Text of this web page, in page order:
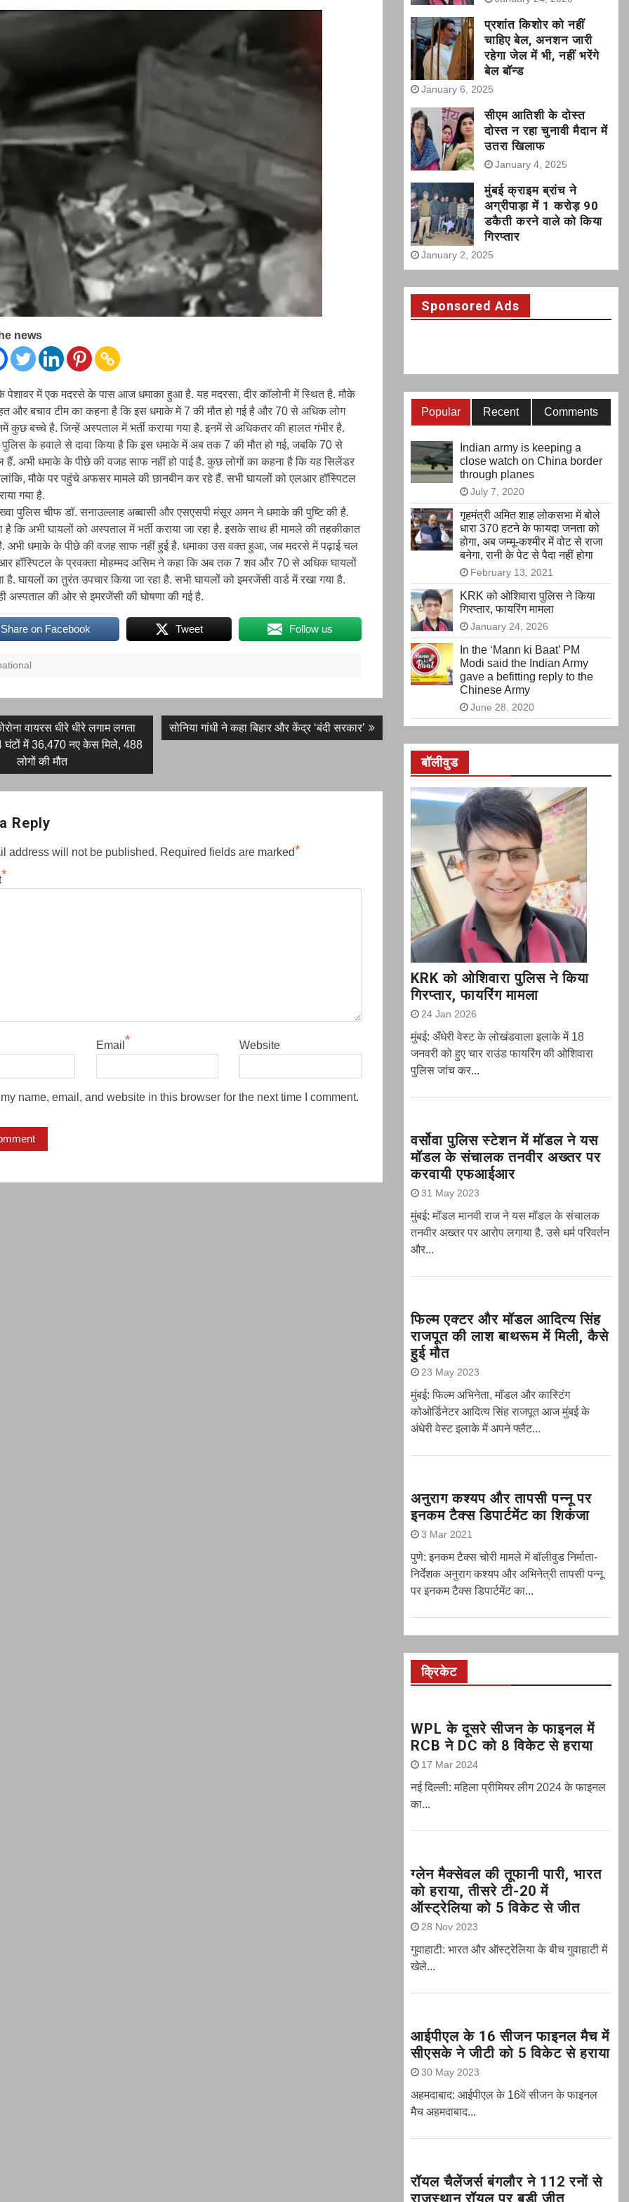
अनशन जारी
news
पेशावर में एक मदरसे के पास आज धमाका हुआ है. यह मदरसा, दीर कॉलोनी में स्थित है. मौके
और बचाव टीम का कहना है कि इस धमाके में 7 की मौत हो गई है और 70 से अधिक लोग
कुछ बच्चे है. जिन्हें अस्पताल में भर्ती कराया गया है. इनमें से अधिकतर की हालत गंभीर है.
के हवाले से दावा किया है कि इस धमाके में अब तक 7 की मौत हो गई, जबकि 70 से
हैं. अभी धमाके के पीछे की वजह साफ नहीं हो पाई है. कुछ लोगों का कहना है कि यह सिलेंडर
मौके पर पहुंचे अफसर मामले की छानबीन कर रहे हैं. सभी घायलों को एलआर हॉस्पिटल
गया है.
पुलिस चीफ डॉ. सनाउल्लाह अब्बासी और एसएसपी मंसूर अमन ने धमाके की पुष्टि की है.
कि अभी घायलों को अस्पताल में भर्ती कराया जा रहा है. इसके साथ ही मामले की तहकीकात
अभी धमाके के पीछे की वजह साफ नहीं हुई है. धमाका उस वक्त हुआ, जब मदरसे में पढ़ाई चल
हॉस्पिटल के प्रवक्ता मोहम्मद असिम ने कहा कि अब तक 7 शव और 70 से अधिक घायलों
है. घायलों का तुरंत उपचार किया जा रहा है. सभी घायलों को इमरजेंसी वार्ड में रखा गया है.
अस्पताल की ओर से इमरजेंसी की घोषणा की गई है.
Share on Facebook Tweet Follow us
वायरस धीरे धीरे लगाम लगता
में 36,470 नए केस मिले, 488
लोगों की मौत
Next
post:
सोनिया गांधी ने कहा बिहार और केंद्र ‘बंदी सरकार’
Reply
address will not be published. Required fields are marked*
*
Email * Website
name, email, and website in this browser for the next time I comment.
प्रशांत किशोर को नहीं
चाहिए बेल, अनशन जारी
रहेगा जेल में भी, नहीं भरेंगे
बेल बॉन्ड
January 6, 2025
सीएम आतिशी के दोस्त
दोस्त न रहा चुनावी मैदान में
उतरा खिलाफ
January 4, 2025
मुंबई क्राइम ब्रांच ने
अग्रीपाड़ा में 1 करोड़ 90
डकैती करने वाले को किया
गिरप्तार
January 2, 2025
Sponsored Ads
Popular Recent Comments
Indian army is keeping a
close watch on China border
through planes
July 7, 2020
गृहमंत्री अमित शाह लोकसभा में बोले
धारा 370 हटने के फायदा जनता को
होगा, अब जम्मू-कश्मीर में वोट से राजा
बनेगा, रानी के पेट से पैदा नहीं होगा
February 13, 2021
KRK को ओशिवारा पुलिस ने किया
गिरप्तार, फायरिंग मामला
January 24, 2026
In the ‘Mann ki Baat’ PM
Modi said the Indian Army
gave a befitting reply to the
Chinese Army
June 28, 2020
बॉलीवुड
KRK को ओशिवारा पुलिस ने किया
गिरप्तार, फायरिंग मामला
24 Jan 2026
मुंबई: अँधेरी वेस्ट के लोखंडवाला इलाके में 18
जनवरी को हुए चार राउंड फायरिंग की ओशिवारा
पुलिस जांच कर...
वर्सोवा पुलिस स्टेशन में मॉडल ने यस
मॉडल के संचालक तनवीर अख्तर पर
करवायी एफआईआर
31 May 2023
मुंबई: मॉडल मानवी राज ने यस मॉडल के संचालक
तनवीर अख्तर पर आरोप लगाया है. उसे धर्म परिवर्तन
और...
फिल्म एक्टर और मॉडल आदित्य सिंह
राजपूत की लाश बाथरूम में मिली, कैसे
हुई मौत
23 May 2023
मुंबई: फिल्म अभिनेता, मॉडल और कास्टिंग
कोओर्डिनेटर आदित्य सिंह राजपूत आज मुंबई के
अंधेरी वेस्ट इलाके में अपने फ्लैट...
अनुराग कश्यप और तापसी पन्नू पर
इनकम टैक्स डिपार्टमेंट का शिकंजा
3 Mar 2021
पुणे: इनकम टैक्स चोरी मामले में बॉलीवुड निर्माता-
निर्देशक अनुराग कश्यप और अभिनेत्री तापसी पन्नू
पर इनकम टैक्स डिपार्टमेंट का...
क्रिकेट
WPL के दूसरे सीजन के फाइनल में
RCB ने DC को 8 विकेट से हराया
17 Mar 2024
नई दिल्ली: महिला प्रीमियर लीग 2024 के फाइनल
का...
ग्‍लेन मैक्‍सेवल की तूफानी पारी, भारत
को हराया, तीसरे टी-20 में
ऑस्ट्रेलिया को 5 विकेट से जीत
28 Nov 2023
गुवाहाटी: भारत और ऑस्‍ट्रेलिया के बीच गुवाहाटी में
खेले...
आईपीएल के 16 सीजन फाइनल मैच में
सीएसके ने जीटी को 5 विकेट से हराया
30 May 2023
अहमदाबाद: आईपीएल के 16वें सीजन के फाइनल
मैच अहमदाबाद...
रॉयल चैलेंजर्स बंगलौर ने 112 रनों से
राजस्थान रॉयल पर बड़ी जीत,